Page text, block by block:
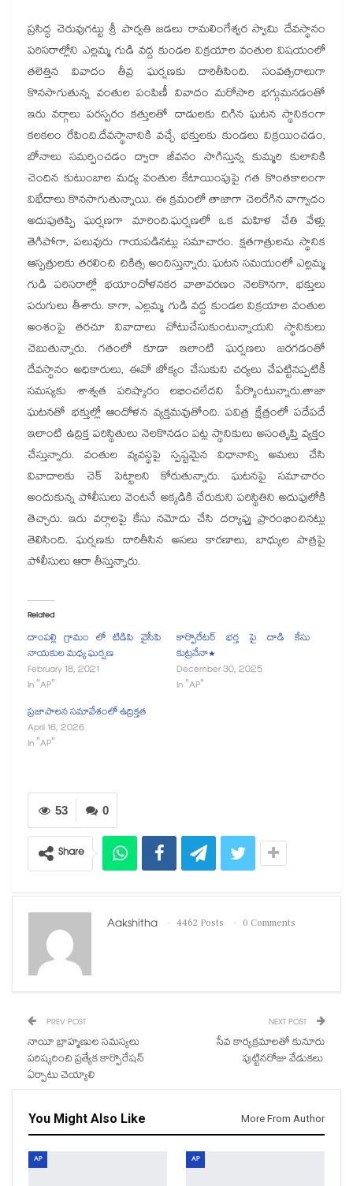
ప్రసిద్ధ చెరువుగట్టు శ్రీ పార్వతి జడలు రామలింగేశ్వర స్వామి దేవస్థానం
పరిసరాల్లోని ఎల్లమ్మ గుడి వద్ద కుండల విక్రయాల వంతుల విషయంలో
తలెత్తిన వివాదం తీవ్ర ఘర్షణకు దారితీసింది. సంవత్సరాలుగా
కొనసాగుతున్న వంతుల పంపిణీ వివాదం మరోసారి భగ్గుమనడంతో
ఇరు వర్గాలు పరస్పరం కత్తులతో దాడులకు దిగిన ఘటన స్థానికంగా
కలకలం రేపింది.దేవస్థానానికి వచ్చే భక్తులకు కుండలు విక్రయించడం,
బోనాలు సమర్పించడం ద్వారా జీవనం సాగిస్తున్న కుమ్మరి కులానికి
చెందిన కుటుంబాల మధ్య వంతుల కేటాయింపుపై గత కొంతకాలంగా
విభేదాలు కొనసాగుతున్నాయి. ఈ క్రమంలో తాజాగా చెలరేగిన వాగ్వాదం
అదుపుతప్పి ఘర్షణగా మారింది.ఘర్షణలో ఒక మహిళ చేతి వేళ్లు
తెగిపోగా, పలువురు గాయపడినట్లు సమాచారం. క్షతగాత్రులను స్థానిక
ఆస్పత్రులకు తరలించి చికిత్స అందిస్తున్నారు. ఘటన సమయంలో ఎల్లమ్మ
గుడి పరిసరాల్లో భయాందోళనకర వాతావరణం నెలకొనగా, భక్తులు
పరుగులు తీశారు. కాగా, ఎల్లమ్మ గుడి వద్ద కుండల విక్రయాల వంతుల
అంశంపై తరచూ వివాదాలు చోటుచేసుకుంటున్నాయని స్థానికులు
చెబుతున్నారు. గతంలో కూడా ఇలాంటి ఘర్షణలు జరగడంతో
దేవస్థానం అధికారులు, ఈవో జోక్యం చేసుకుని చర్యలు చేపట్టినప్పటికీ
సమస్యకు శాశ్వత పరిష్కారం లభించలేదని పేర్కొంటున్నారు.తాజా
ఘటనతో భక్తుల్లో ఆందోళన వ్యక్తమవుతోంది. పవిత్ర క్షేత్రంలో పదేపదే
ఇలాంటి ఉద్రిక్త పరిస్థితులు నెలకొనడం పట్ల స్థానికులు అసంతృప్తి వ్యక్తం
చేస్తున్నారు. వంతుల వ్యవస్థపై స్పష్టమైన విధానాన్ని అమలు చేసి
వివాదాలకు చెక్ పెట్టాలని కోరుతున్నారు. ఘటనపై సమాచారం
అందుకున్న పోలీసులు వెంటనే అక్కడికి చేరుకుని పరిస్థితిని అదుపులోకి
తెచ్చారు. ఇరు వర్గాలపై కేసు నమోదు చేసి దర్యాప్తు ప్రారంభించినట్లు
తెలిసింది. ఘర్షణకు దారితీసిన అసలు కారణాలు, బాధ్యుల పాత్రపై
పోలీసులు ఆరా తీస్తున్నారు.
Related
దాంపల్లి గ్రామం లో టిడిపి వైసీపి
నాయకుల మధ్య ఘర్షణ
February 18, 2021
In "AP"
కార్పొరేటర్ భర్త పై దాడి కేసు
కుట్రనేనా*
December 30, 2025
In "AP"
ప్రజాపాలన సమావేశంలో ఉద్రిక్తత
April 16, 2026
In "AP"
0
53
Share
Aakshitha 4462 Posts 0 Comments
PREV POST
నాయీ బ్రాహ్మణుల సమస్యలు
పరిష్కరించి ప్రత్యేక కార్పొరేషన్
ఏర్పాటు చెయ్యాలి
NEXT POST
సేవ కార్యక్రమాలతో కునూరు
పుట్టినరోజు వేడుకలు
You Might Also Like More From Author
AP AP